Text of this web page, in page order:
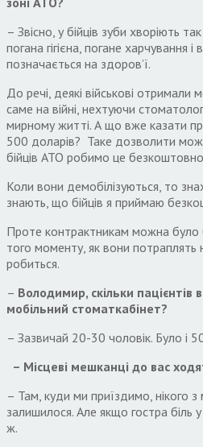
– Звісно, у бійців зуби хворіють
погана гігієна, погане харчування
позначається на здоров’ї.
До речі, деякі військові отримали
саме на війні, нехтуючи
мирному житті. А що вже казати
500 доларів? Таке дозволити
бійців АТО робимо це
Коли вони демобілізуються, то
знають, що бійців я приймаю
Проте контрактникам можна було
того моменту, як вони потраплять
робиться.
– Володимир, скільки
мобільний стоматкабінет?
– Зазвичай 20-30 чоловік. Було і
– Місцеві мешканці до вас
– Там, куди ми приїздимо, нікого
залишилося. Але якщо гостра біль
ж.